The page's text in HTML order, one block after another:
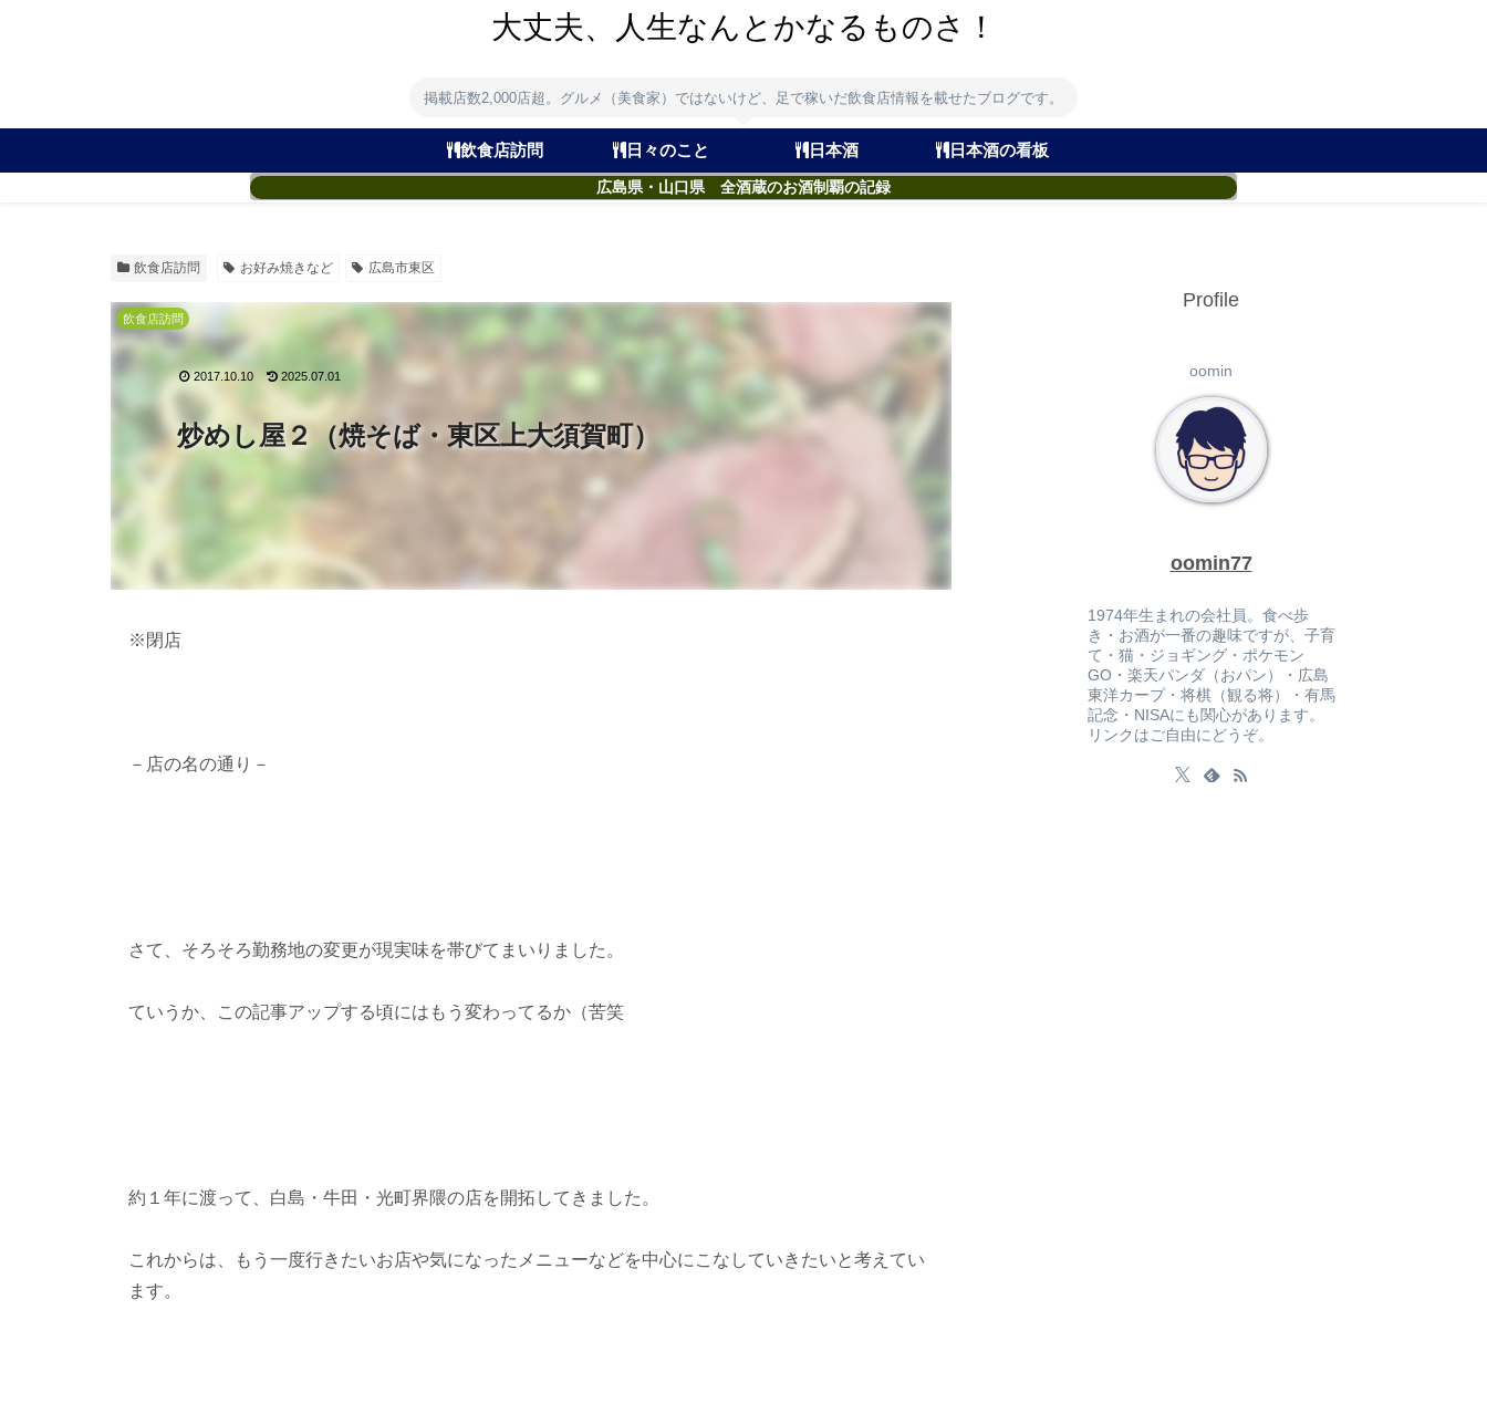
大丈夫、人生なんとかなるものさ！
掲載店数2,000店超。グルメ（美食家）ではないけど、足で稼いだ飲食店情報を載せたブログです。
飲食店訪問 日々のこと 日本酒 日本酒の看板
広島県・山口県 全酒蔵のお酒制覇の記録
飲食店訪問 お好み焼きなど 広島市東区
炒めし屋２（焼そば・東区上大須賀町）
飲食店訪問
2017.10.10 2025.07.01
※閉店
－店の名の通り－
さて、そろそろ勤務地の変更が現実味を帯びてまいりました。
ていうか、この記事アップする頃にはもう変わってるか（苦笑
約１年に渡って、白島・牛田・光町界隈の店を開拓してきました。
これからは、もう一度行きたいお店や気になったメニューなどを中心にこなしていきたいと考えてい
ます。
Profile
oomin
oomin77
1974年生まれの会社員。食べ歩
き・お酒が一番の趣味ですが、子育
て・猫・ジョギング・ポケモン
GO・楽天パンダ（おパン）・広島
東洋カープ・将棋（観る将）・有馬
記念・NISAにも関心があります。
リンクはご自由にどうぞ。